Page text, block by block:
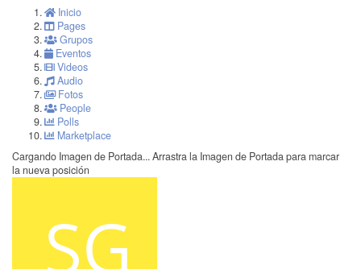
Inicio
Pages
Grupos
Eventos
Videos
Audio
Fotos
People
Polls
Marketplace
Cargando Imagen de Portada... Arrastra la Imagen de Portada para marcar
la nueva posición